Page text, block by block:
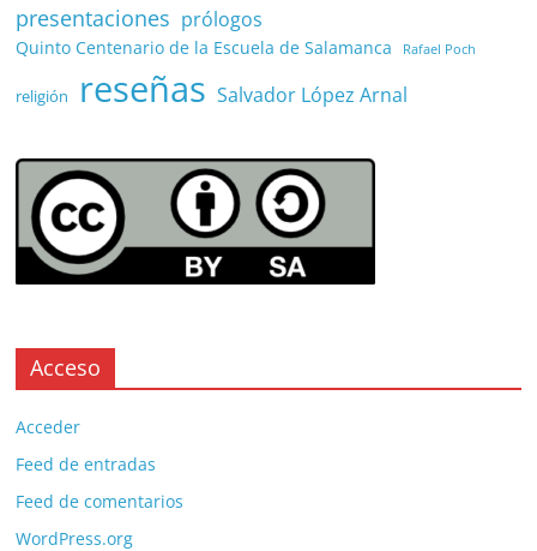
presentaciones prólogos
Quinto Centenario de la Escuela de Salamanca Rafael Poch
religión reseñas Salvador López Arnal
Acceso
Acceder
Feed de entradas
Feed de comentarios
WordPress.org